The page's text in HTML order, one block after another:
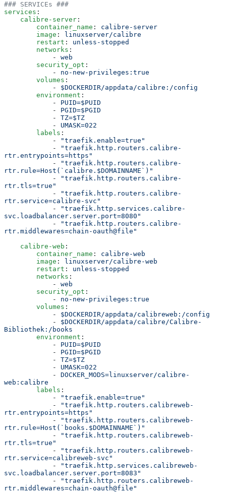
### SERVICEs ###
services :
    calibre-server
:
        container_name
:
calibre-server
        image
:
linuxserver/calibre
        restart
:
unless-stopped
        networks
:
            -
web
        security_opt
:
            -
no-new-privileges:true
        volumes
:
            -
$DOCKERDIR/appdata/calibre:/config
        environment
:
            -
PUID=$PUID
            -
PGID=$PGID
            -
TZ=$TZ
            -
UMASK=022
        labels
:
            -
"traefik.enable=true "
            -
"traefik.http.routers.calibre-
rtr.entrypoints=https "
            -
"traefik.http.routers.calibre-
rtr.rule=Host(`calibre.$DOMAINNAME`) "
            -
"traefik.http.routers.calibre-
rtr.tls=true "
            -
"traefik.http.routers.calibre-
rtr.service=calibre-svc "
            -
"traefik.http.services.calibre-
svc.loadbalancer.server.port=8080 "
            -
"traefik.http.routers.calibre-
rtr.middlewares=chain-oauth@file "
    calibre-web
:
        container_name
:
calibre-web
        image
:
linuxserver/calibre-web
        restart
:
unless-stopped
        networks
:
            -
web
        security_opt
:
            -
no-new-privileges:true
        volumes
:
            -
$DOCKERDIR/appdata/calibreweb:/config
            -
$DOCKERDIR/appdata/calibre/Calibre-
Bibliothek:/books
        environment
:
            -
PUID=$PUID
            -
PGID=$PGID
            -
TZ=$TZ
            -
UMASK=022
            -
DOCKER_MODS=linuxserver/calibre-
web:calibre
        labels
:
            -
"traefik.enable=true "
            -
"traefik.http.routers.calibreweb-
rtr.entrypoints=https "
            -
"traefik.http.routers.calibreweb-
rtr.rule=Host(`books.$DOMAINNAME`) "
            -
"traefik.http.routers.calibreweb-
rtr.tls=true "
            -
"traefik.http.routers.calibreweb-
rtr.service=calibreweb-svc "
            -
"traefik.http.services.calibreweb-
svc.loadbalancer.server.port=8083 "
            -
"traefik.http.routers.calibreweb-
rtr.middlewares=chain-oauth@file "